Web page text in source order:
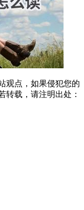
观点，如果侵犯您的
转载，请注明出处：